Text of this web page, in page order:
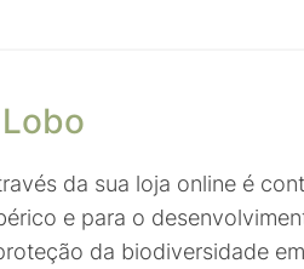
da sua loja online é
e para o
da biodiversidade